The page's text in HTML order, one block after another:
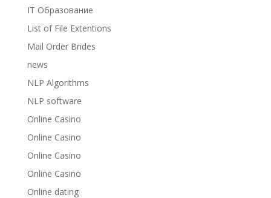
IT Образование
List of File Extentions
Mail Order Brides
news
NLP Algorithms
NLP software
Online Casino
Online Casino
Online Casino
Online Casino
Online dating